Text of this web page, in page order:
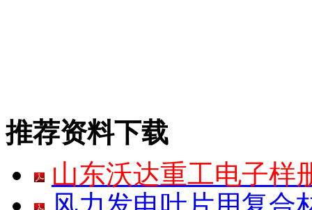
推荐资料下载
山东沃达重工电子样